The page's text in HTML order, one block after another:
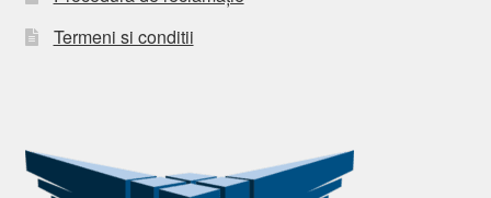
Termeni si conditii